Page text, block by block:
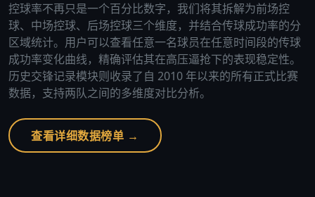
控球率不再只是一个百分比数字，我们将其拆解为前场控
球、中场控球、后场控球三个维度，并结合传球成功率的分
区域统计。用户可以查看任意一名球员在任意时间段的传球
成功率变化曲线，精确评估其在高压逼抢下的表现稳定性。
历史交锋记录模块则收录了自 2010 年以来的所有正式比赛
数据，支持两队之间的多维度对比分析。
查看详细数据榜单 →